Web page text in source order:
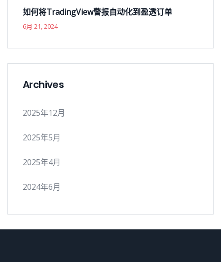
如何将TradingView警报自动化到盈透订单
6月 21, 2024
Archives
2025年12月
2025年5月
2025年4月
2024年6月